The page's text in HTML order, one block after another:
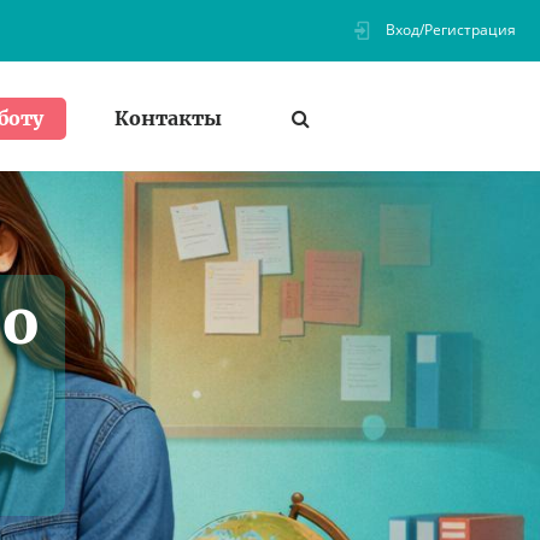
Вход/Регистрация
Контакты